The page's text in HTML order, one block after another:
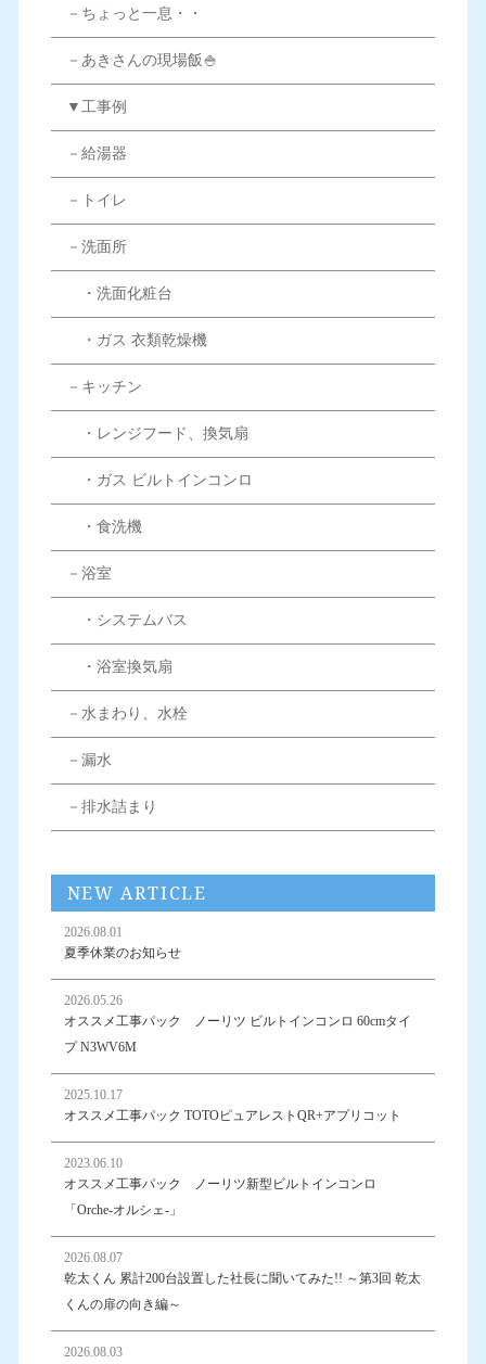
－ちょっと一息・・
－あきさんの現場飯🍚
▼工事例
－給湯器
－トイレ
－洗面所
・洗面化粧台
・ガス 衣類乾燥機
－キッチン
・レンジフード、換気扇
・ガス ビルトインコンロ
・食洗機
－浴室
・システムバス
・浴室換気扇
－水まわり、水栓
－漏水
－排水詰まり
NEW ARTICLE
2026.08.01
夏季休業のお知らせ
2026.05.26
オススメ工事パック ノーリツ ビルトインコンロ 60cmタイ
プ N3WV6M
2025.10.17
オススメ工事パック TOTOピュアレストQR+アプリコット
2023.06.10
オススメ工事パック ノーリツ新型ビルトインコンロ
「Orche-オルシェ-」
2026.08.07
乾太くん 累計200台設置した社長に聞いてみた!! ～第3回 乾太
くんの扉の向き編～
2026.08.03